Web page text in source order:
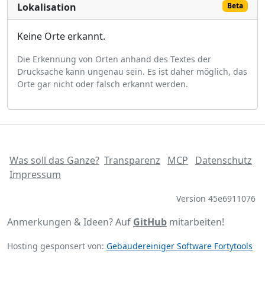
Lokalisation Beta
Keine Orte erkannt.
Die Erkennung von Orten anhand des Textes der
Drucksache kann ungenau sein. Es ist daher möglich, das
Orte gar nicht oder falsch erkannt werden.
Was soll das Ganze? Transparenz MCP
Datenschutz
Impressum
Version 45e6911076
Anmerkungen & Ideen? Auf GitHub mitarbeiten!
Hosting gesponsert von: Gebäudereiniger Software Fortytools